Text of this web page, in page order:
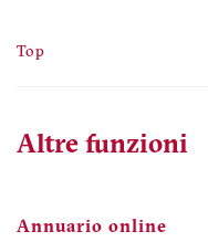
Top
Altre funzioni
Annuario online